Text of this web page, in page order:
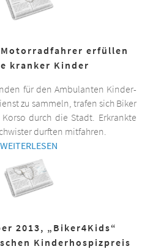
Motorradfahrer erfüllen
kranker Kinder
für den Ambulanten Kinder-
zu sammeln, trafen sich Biker
Korso durch die Stadt. Erkrankte
durften mitfahren.
WEITERLESEN
2013, „Biker4Kids“
Kinderhospizpreis